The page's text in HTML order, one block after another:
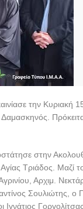
την Κυριακή
στην
Τριάδος. Μαζί
Αρχιμ.
Σουλιώτης, ο
Ιγνάτιος